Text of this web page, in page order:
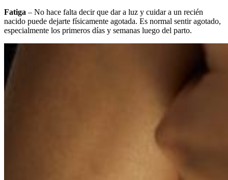
Fatiga – No hace falta decir que dar a luz y cuidar a un recién
nacido puede dejarte físicamente agotada. Es normal sentir agotado,
especialmente los primeros días y semanas luego del parto.